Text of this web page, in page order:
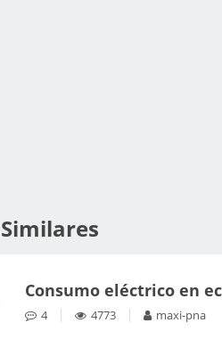
Consumo eléctrico en
4 4773 maxi-pna